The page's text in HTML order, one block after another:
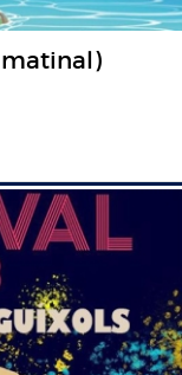
matinal)